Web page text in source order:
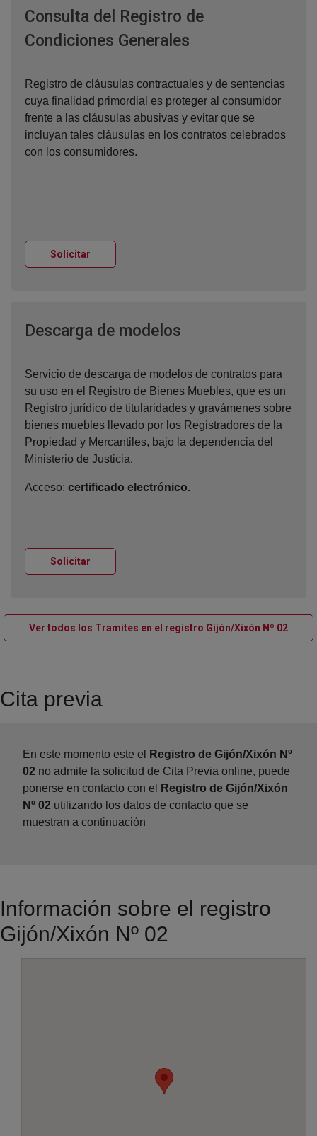
Consulta del Registro de
Condiciones Generales
Registro de cláusulas contractuales y de sentencias
cuya finalidad primordial es proteger al consumidor
frente a las cláusulas abusivas y evitar que se
incluyan tales cláusulas en los contratos celebrados
con los consumidores.
Solicitar
Descarga de modelos
Servicio de descarga de modelos de contratos para
su uso en el Registro de Bienes Muebles, que es un
Registro jurídico de titularidades y gravámenes sobre
bienes muebles llevado por los Registradores de la
Propiedad y Mercantiles, bajo la dependencia del
Ministerio de Justicia.
Acceso: certificado electrónico.
Solicitar
Ver todos los Tramites en el registro Gijón/Xixón Nº 02
Cita previa
En este momento este el
Registro de Gijón/Xixón Nº
02 no admite la solicitud de Cita Previa online, puede
ponerse en contacto con el
Registro de Gijón/Xixón
Nº 02 utilizando los datos de contacto que se
muestran a continuación
Información sobre el registro
Gijón/Xixón Nº 02